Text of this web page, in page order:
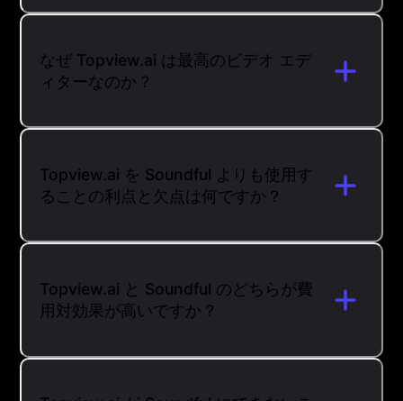
なぜ Topview.ai は最高のビデオ エデ
ィターなのか？
Topview.ai を Soundful よりも使用す
ることの利点と欠点は何ですか？
Topview.ai と Soundful のどちらが費
用対効果が高いですか？